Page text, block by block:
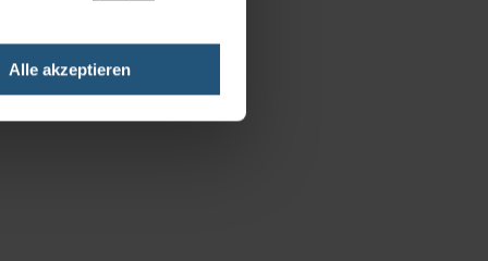
Alle akzeptieren